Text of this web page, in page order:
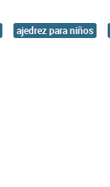
ajedrez para niños